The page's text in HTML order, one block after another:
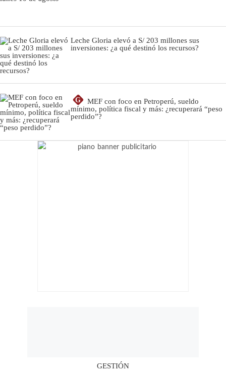
Leche Gloria elevó a S/ 203 millones sus
inversiones: ¿a qué destinó los recursos?
G
MEF con foco en Petroperú, sueldo
mínimo, política fiscal y más: ¿recuperará “peso
perdido”?